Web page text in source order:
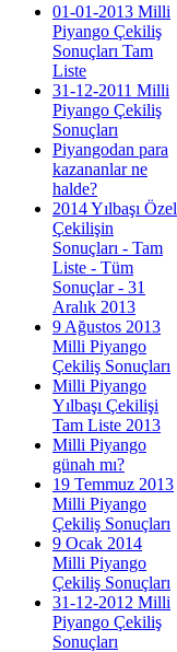
01-01-2013 Milli
Piyango Çekiliş
Sonuçları Tam
Liste
31-12-2011 Milli
Piyango Çekiliş
Sonuçları
Piyangodan para
kazananlar ne
halde?
2014 Yılbaşı Özel
Çekilişin
Sonuçları - Tam
Liste - Tüm
Sonuçlar - 31
Aralık 2013
9 Ağustos 2013
Milli Piyango
Çekiliş Sonuçları
Milli Piyango
Yılbaşı Çekilişi
Tam Liste 2013
Milli Piyango
günah mı?
19 Temmuz 2013
Milli Piyango
Çekiliş Sonuçları
9 Ocak 2014
Milli Piyango
Çekiliş Sonuçları
31-12-2012 Milli
Piyango Çekiliş
Sonuçları